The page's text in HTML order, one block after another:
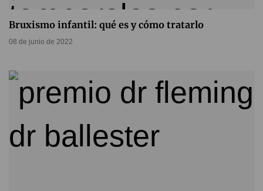
Bruxismo infantil: qué es y cómo tratarlo
08 de junio de 2022